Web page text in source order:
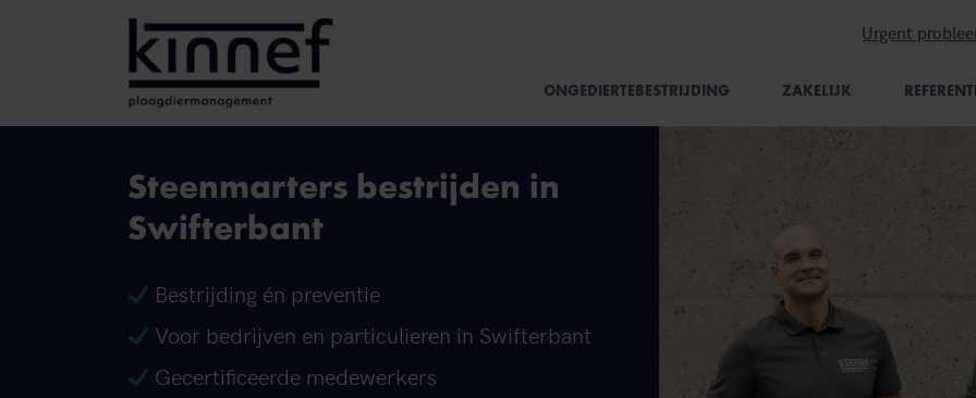
Urgent
ONGEDIERTEBESTRIJDING ZAKELIJK
Steenmarters bestrijden in
Swifterbant
Bestrijding én preventie
Voor bedrijven en particulieren in Swifterbant
Gecertificeerde medewerkers